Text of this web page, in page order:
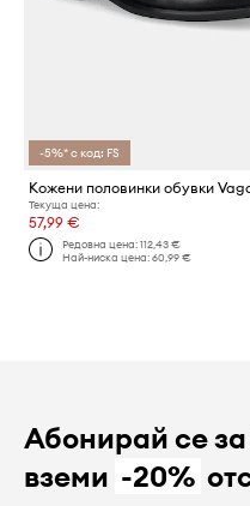
-5%* с код: FS
Текуща цена:
57,99 €
Редовна цена:112,43 €
Най-ниска цена:60,99 €
Абонирай се
вземи -20%